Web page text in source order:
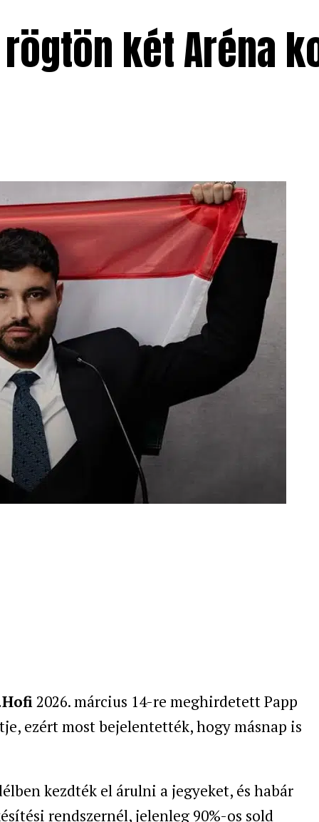
két Aréna
2026. március 14-re meghirdetett Papp
ezért most bejelentették, hogy másnap is
kezdték el árulni a jegyeket, és habár
rendszernél, jelenleg 90%-os sold